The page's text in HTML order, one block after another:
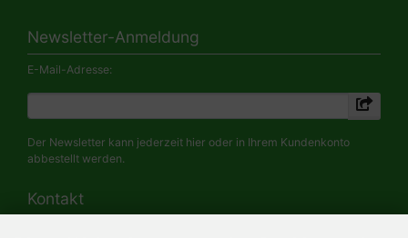
Newsletter-Anmeldung
E-Mail-Adresse:
Der Newsletter kann jederzeit hier oder in Ihrem Kundenkonto
abbestellt werden.
Kontakt